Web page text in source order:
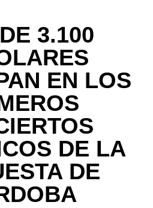
3.100
EN LOS
DE LA
DE